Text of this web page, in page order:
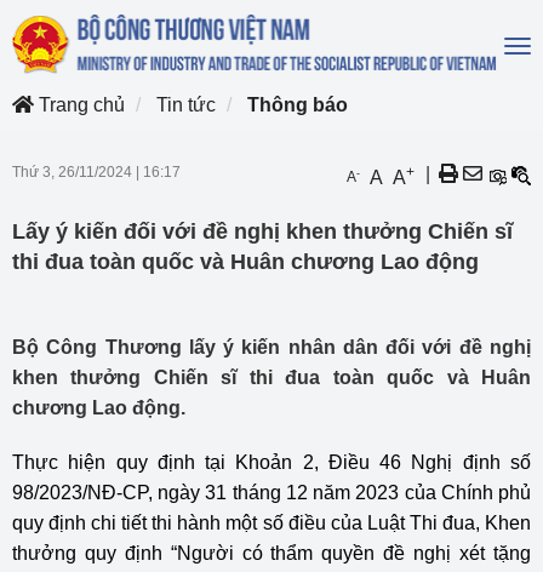
Trang chủ
Tin tức Thông báo
Thứ 3, 26/11/2024 16:17 A- A A+
Lấy ý kiến đối với đề nghị khen thưởng Chiến sĩ
thi đua toàn quốc và Huân chương Lao động
Bộ Công Thương lấy ý kiến nhân dân đối với đề nghị
khen thưởng Chiến sĩ thi đua toàn quốc và Huân
chương Lao động.
Thực hiện quy định tại Khoản 2, Điều 46 Nghị định số
98/2023/NĐ-CP, ngày 31 tháng 12 năm 2023 của Chính phủ
quy định chi tiết thi hành một số điều của Luật Thi đua, Khen
thưởng quy định “Người có thẩm quyền đề nghị xét tặng